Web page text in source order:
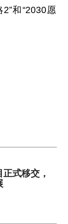
和“2030愿
式移交，